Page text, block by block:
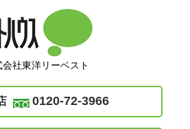
会社東洋リーベスト
0120-72-3966